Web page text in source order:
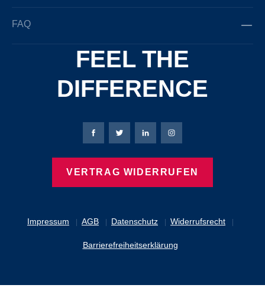
FAQ
FEEL THE
DIFFERENCE
Impressum AGB Datenschutz Widerrufsrecht
Barrierefreiheitserklärung
Bierbaum-Proenen Facebook-Seite
Bierbaum-Proenen Twitter Seite
Bierbaum-Proenen LinkedIn
Bierbaum-Proenen
VERTRAG WIDERRUFEN